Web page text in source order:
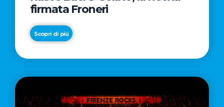
firmata Froneri
Scopri di più